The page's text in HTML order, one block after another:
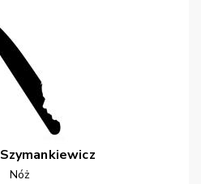
Szymankiewicz
Nóż